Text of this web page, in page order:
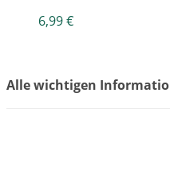
6,99€
Alle wichtigen